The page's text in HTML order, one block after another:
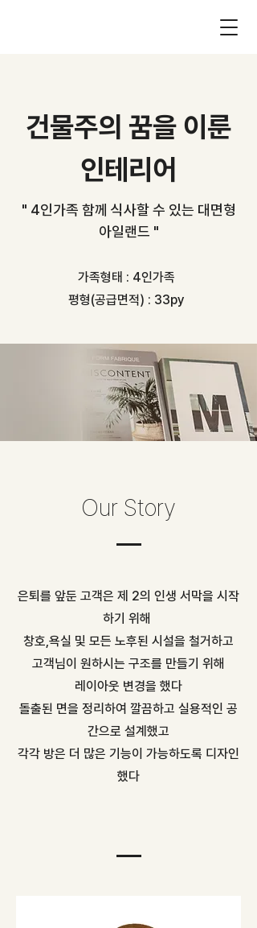
건물주의 꿈을 이룬
인테리어
​" 4인가족 함께 식사할 수 있는 대면형
아일랜드 "
가족형태 : 4인가족
평형(​공급면적) : 33py
Our Story
​은퇴를 앞둔 고객은 제 2의 인생 서막을 시작
하기 위해
창호,욕실 및 모든 노후된 시설을 철거하고
고객님이 원하시는 구조를 만들기 위해
레이아웃 변경을 했다
돌출된 면을 정리하여 깔끔하고 실용적인 공
간으로 설계했고
각각 방은 더 많은 기능이 가능하도록 디자인
했다